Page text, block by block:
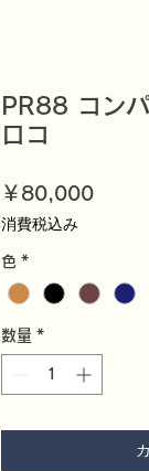
PR88 コン
ロコ
￥80,000価
消費税込み
色 *
数量 *